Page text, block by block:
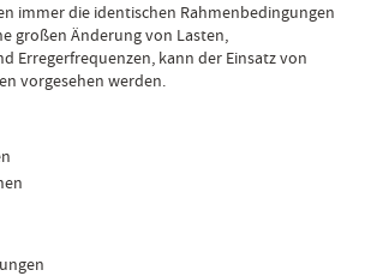
immer die identischen Rahmenbedingungen
großen Änderung von Lasten,
Erregerfrequenzen, kann der Einsatz von
vorgesehen werden.